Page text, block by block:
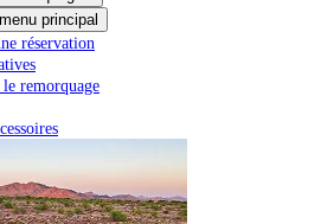
principal
réservation
remorquage